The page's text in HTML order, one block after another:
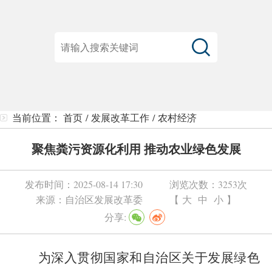
当前位置： 首页 / 发展改革工作 /农村经济
聚焦粪污资源化利用 推动农业绿色发展
发布时间： 2025-08-14 17:30 浏览次数： 3253次
来源： 自治区发展改革委 【 大 中 小 】
分享:
为深入贯彻国家和自治区关于发展绿色